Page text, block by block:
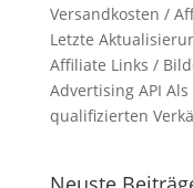
Versandkosten /
Letzte
Affiliate Links /
Advertising API
qualifizierten